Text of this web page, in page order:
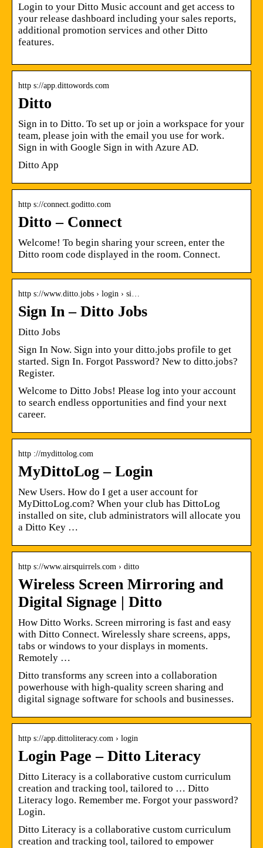
Login to your Ditto Music account and get access to
your release dashboard including your sales reports,
additional promotion services and other Ditto
features.
http s://app.dittowords.com
Ditto
Sign in to Ditto. To set up or join a workspace for your
team, please join with the email you use for work.
Sign in with Google Sign in with Azure AD.
Ditto App
http s://connect.goditto.com
Ditto – Connect
Welcome! To begin sharing your screen, enter the
Ditto room code displayed in the room. Connect.
http s://www.ditto.jobs › login › si…
Sign In – Ditto Jobs
Ditto Jobs
Sign In Now. Sign into your ditto.jobs profile to get
started. Sign In. Forgot Password? New to ditto.jobs?
Register.
Welcome to Ditto Jobs! Please log into your account
to search endless opportunities and find your next
career.
http ://mydittolog.com
MyDittoLog – Login
New Users. How do I get a user account for
MyDittoLog.com? When your club has DittoLog
installed on site, club administrators will allocate you
a Ditto Key …
http s://www.airsquirrels.com › ditto
Wireless Screen Mirroring and
Digital Signage | Ditto
How Ditto Works. Screen mirroring is fast and easy
with Ditto Connect. Wirelessly share screens, apps,
tabs or windows to your displays in moments.
Remotely …
Ditto transforms any screen into a collaboration
powerhouse with high-quality screen sharing and
digital signage software for schools and businesses.
http s://app.dittoliteracy.com › login
Login Page – Ditto Literacy
Ditto Literacy is a collaborative custom curriculum
creation and tracking tool, tailored to … Ditto
Literacy logo. Remember me. Forgot your password?
Login.
Ditto Literacy is a collaborative custom curriculum
creation and tracking tool, tailored to empower